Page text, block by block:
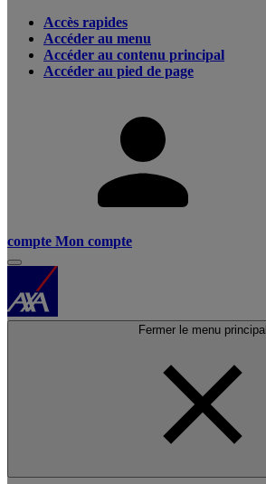
Accès rapides
Accéder au menu
Accéder au contenu principal
Accéder au pied de page
compte Mon compte
Fermer le menu principal